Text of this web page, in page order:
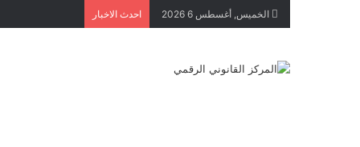
الخميس, أغسطس 6 2026 احدث الاخبار